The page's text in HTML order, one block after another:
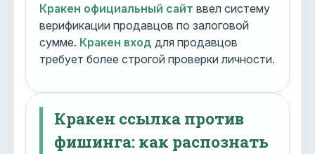
Кракен официальный сайт ввел систему
верификации продавцов по залоговой
сумме. Кракен вход для продавцов
требует более строгой проверки личности.
Кракен ссылка против
фишинга: как распознать